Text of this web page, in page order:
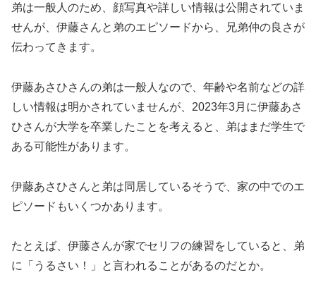
弟は一般人のため、顔写真や詳しい情報は公開されていま
せんが、伊藤さんと弟のエピソードから、兄弟仲の良さが
伝わってきます。
伊藤あさひさんの弟は一般人なので、年齢や名前などの詳
しい情報は明かされていませんが、2023年3月に伊藤あさ
ひさんが大学を卒業したことを考えると、弟はまだ学生で
ある可能性があります。
伊藤あさひさんと弟は同居しているそうで、家の中でのエ
ピソードもいくつかあります。
たとえば、伊藤さんが家でセリフの練習をしていると、弟
に「うるさい！」と言われることがあるのだとか。